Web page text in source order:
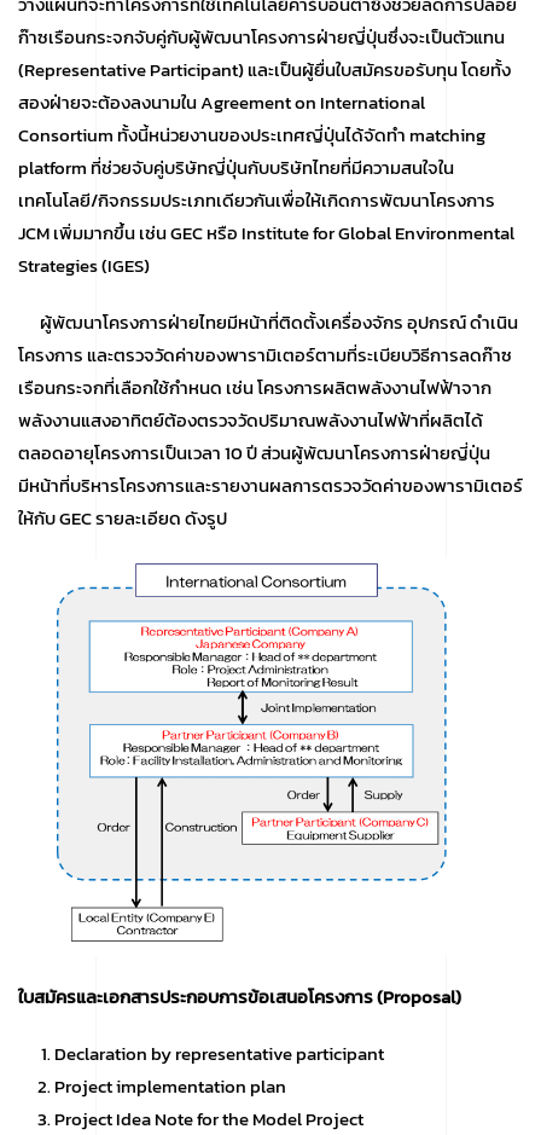
ก๊าซเรือนกระจกจับคู่กับผู้พัฒนาโครงการฝ่ายญี่ปุ่นซึ่งจะเป็นตัวแทน
(Representative Participant) และเป็นผู้ยื่นใบสมัครขอรับทุน โดยทั้ง
สองฝ่ายจะต้องลงนามใน Agreement on International
Consortium ทั้งนี้หน่วยงานของประเทศญี่ปุ่นได้จัดทำ matching
platform ที่ช่วยจับคู่บริษัทญี่ปุ่นกับบริษัทไทยที่มีความสนใจใน
เทคโนโลยี/กิจกรรมประเภทเดียวกันเพื่อให้เกิดการพัฒนาโครงการ
JCM เพิ่มมากขึ้น เช่น GEC หรือ Institute for Global Environmental
Strategies (IGES)
ผู้พัฒนาโครงการฝ่ายไทยมีหน้าที่ติดตั้งเครื่องจักร อุปกรณ์ ดำเนิน
โครงการ และตรวจวัดค่าของพารามิเตอร์ตามที่ระเบียบวิธีการลดก๊าซ
เรือนกระจกที่เลือกใช้กำหนด เช่น โครงการผลิตพลังงานไฟฟ้าจาก
พลังงานแสงอาทิตย์ต้องตรวจวัดปริมาณพลังงานไฟฟ้าที่ผลิตได้
ตลอดอายุโครงการเป็นเวลา 10 ปี ส่วนผู้พัฒนาโครงการฝ่ายญี่ปุ่น
มีหน้าที่บริหารโครงการและรายงานผลการตรวจวัดค่าของพารามิเตอร์
ให้กับ GEC รายละเอียด ดังรูป
ใบสมัครและเอกสารประกอบการข้อเสนอโครงการ (Proposal)
Declaration by representative participant
Project implementation plan
Project Idea Note for the Model Project